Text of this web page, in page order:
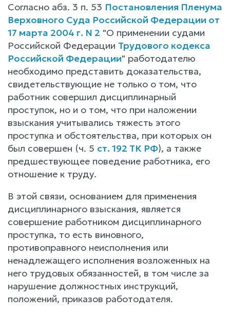
Согласно абз. 3 п. 53 Постановления Пленума
Верховного Суда Российской Федерации от
17 марта 2004 г. N 2 "О применении судами
Российской Федерации Трудового кодекса
Российской Федерации" работодателю
необходимо представить доказательства,
свидетельствующие не только о том, что
работник совершил дисциплинарный
проступок, но и о том, что при наложении
взыскания учитывались тяжесть этого
проступка и обстоятельства, при которых он
был совершен (ч. 5 ст. 192 ТК РФ), а также
предшествующее поведение работника, его
отношение к труду.
В этой связи, основанием для применения
дисциплинарного взыскания, является
совершение работником дисциплинарного
проступка, то есть виновного,
противоправного неисполнения или
ненадлежащего исполнения возложенных на
него трудовых обязанностей, в том числе за
нарушение должностных инструкций,
положений, приказов работодателя.